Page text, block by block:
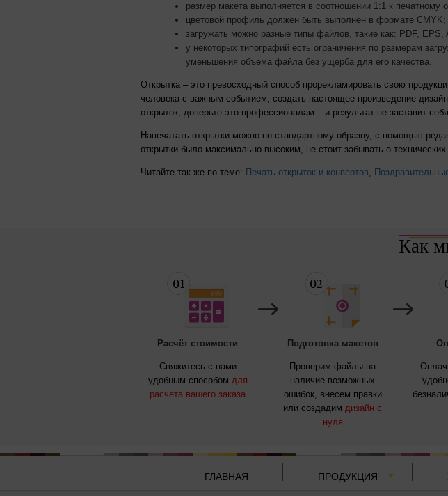
размер макета выполняется в соотношении 1:1 к печатному
цветовой профиль должен быть выполнен в формате CMYK;
загружать можно разные типы файлов, такие как: PDF, EPS,
у некоторых типографий есть ограничения по размерам
уменьшения объема файла без ущерба для его качества.
Открытка – это превосходный способ прорекламировать свою
человека с важным событием, создать настоящее произведение
открыток, доверьте это профессионалам – и результат не заставит
Напечатать открытки можно по стандартному образцу, с помощью
открытки было максимально высоким, не стоит забывать о
Читайте так же по теме: Печать открыток и конвертов,
Как
Расчёт стоимости
Свяжитесь с нами
удобным способом для
расчета вашего заказа
Подготовка макетов
Проверим файлы на
наличие возможных
ошибок, внесем правки
или создадим дизайн с
нуля
ГЛАВНАЯ ПРОДУКЦИЯ